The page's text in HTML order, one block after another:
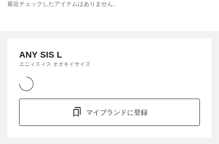
最近チェックしたアイテムはありません。
ANY SIS L
エニィスィス オオキイサイズ
マイブランドに登録